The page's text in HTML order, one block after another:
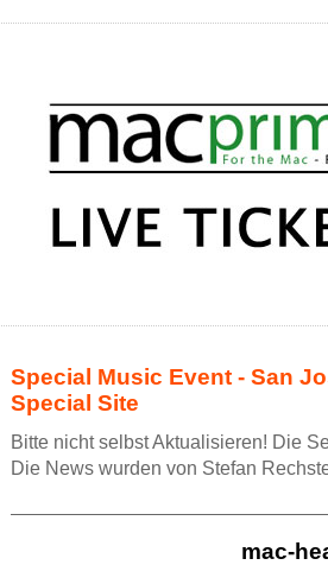
Special Music Event - San
Special Site
Bitte nicht selbst Aktualisieren! Die
Die News wurden von Stefan
mac-